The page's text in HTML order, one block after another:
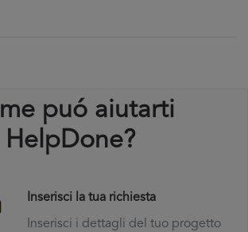
puó aiutarti
HelpDone?
Inserisci la tua richiesta
Inserisci i dettagli del tuo progetto